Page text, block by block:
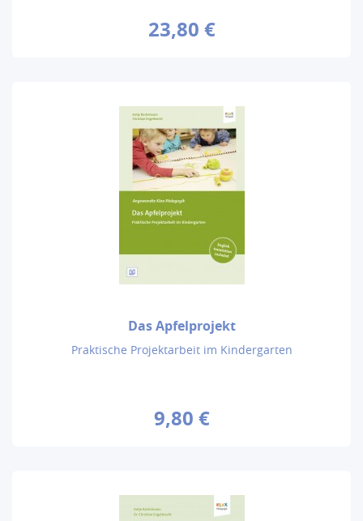
23,80 €
Das Apfelprojekt
Praktische Projektarbeit im Kindergarten
9,80 €